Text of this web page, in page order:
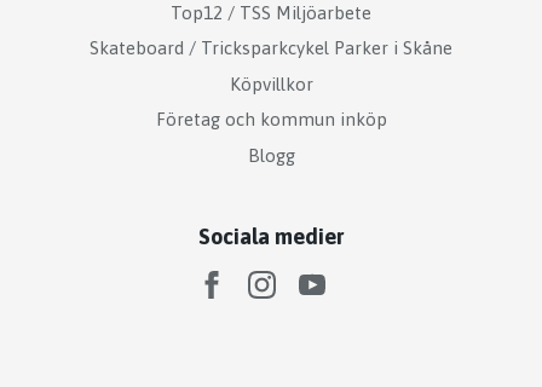
Top12 / TSS Miljöarbete
Skateboard / Tricksparkcykel Parker i Skåne
Köpvillkor
Företag och kommun inköp
Blogg
Sociala medier